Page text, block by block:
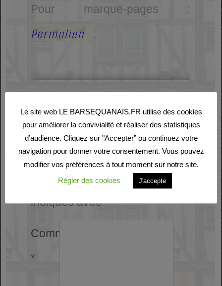
Pour marque-pages :
Permalien .
Votre adresse e-mail ne
sera pas publiée.
Les
champs obligatoires sont
indiqués avec*
Commentaire
*
Le site web LE BARSEQUANAIS.FR utilise des cookies
pour améliorer la convivialité et réaliser des statistiques
d’audience. Cliquez sur "Accepter” ou continuez votre
navigation pour donner votre consentement. Vous pouvez
modifier vos préférences à tout moment sur notre site.
Régler des cookies
J'accepte